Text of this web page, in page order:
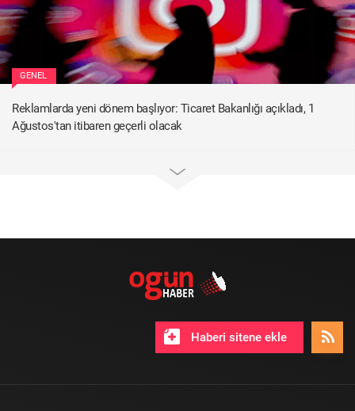
GENEL
Reklamlarda yeni dönem başlıyor: Ticaret Bakanlığı açıkladı, 1
Ağustos'tan itibaren geçerli olacak
Haberi sitene ekle